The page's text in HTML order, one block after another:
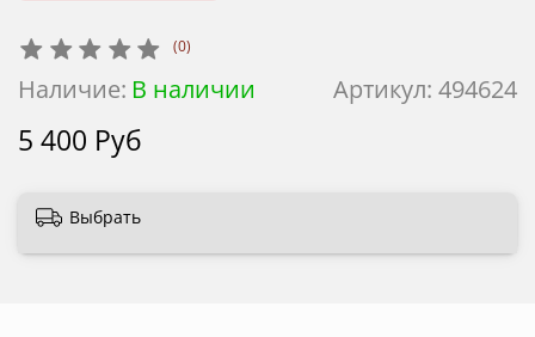
(0)
Артикул: 494624
Наличие: В наличии
5 400 Руб
Выбрать